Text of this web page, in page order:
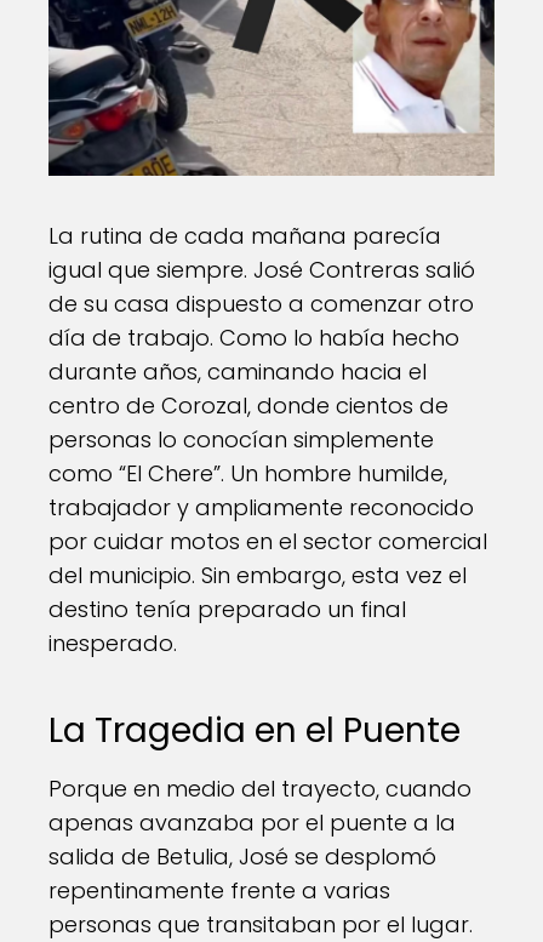
La rutina de cada mañana parecía
igual que siempre. José Contreras salió
de su casa dispuesto a comenzar otro
día de trabajo. Como lo había hecho
durante años, caminando hacia el
centro de Corozal, donde cientos de
personas lo conocían simplemente
como “El Chere”. Un hombre humilde,
trabajador y ampliamente reconocido
por cuidar motos en el sector comercial
del municipio. Sin embargo, esta vez el
destino tenía preparado un final
inesperado.
La Tragedia en el Puente
Porque en medio del trayecto, cuando
apenas avanzaba por el puente a la
salida de Betulia, José se desplomó
repentinamente frente a varias
personas que transitaban por el lugar.